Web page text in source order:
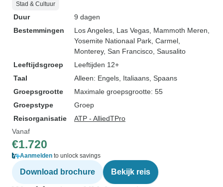
Stad & Cultuur
Duur
9 dagen
Bestemmingen
Los Angeles , Las Vegas , Mammoth Meren
Yosemite Nationaal Park , Carmel
Monterey, San Francisco , Sausalito
Leeftijdsgroep
Leeftijden 12+
Taal
Alleen: Engels, Italiaans, Spaans
Groepsgrootte
Maximale groepsgrootte: 55
Groepstype
Groep
Reisorganisatie
ATP - AlliedTPro
Vanaf
€1.720
Aanmelden to unlock savings
Download brochure Bekijk reis